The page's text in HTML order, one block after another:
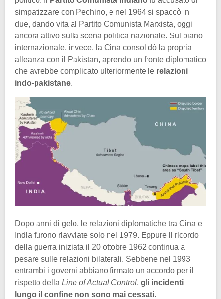
simpatizzare con Pechino, e nel 1964 si spaccò in
due, dando vita al Partito Comunista Marxista, oggi
ancora attivo sulla scena politica nazionale. Sul piano
internazionale, invece, la Cina consolidò la propria
alleanza con il Pakistan, aprendo un fronte diplomatico
che avrebbe complicato ulteriormente le relazioni
indo-pakistane.
Dopo anni di gelo, le relazioni diplomatiche tra Cina e
India furono riavviate solo nel 1979. Eppure il ricordo
della guerra iniziata il 20 ottobre 1962 continua a
pesare sulle relazioni bilaterali. Sebbene nel 1993
entrambi i governi abbiano firmato un accordo per il
rispetto della Line of Actual Control, gli incidenti
lungo il confine non sono mai cessati.